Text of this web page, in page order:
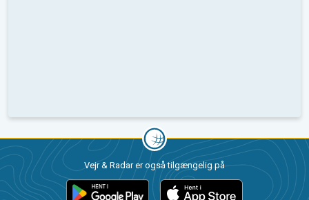
Vejr & Radar er også tilgængelig på